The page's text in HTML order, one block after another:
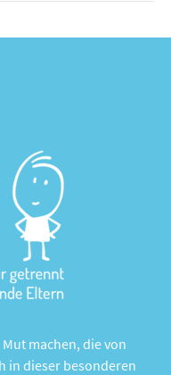
machen, die von
in dieser besonderen